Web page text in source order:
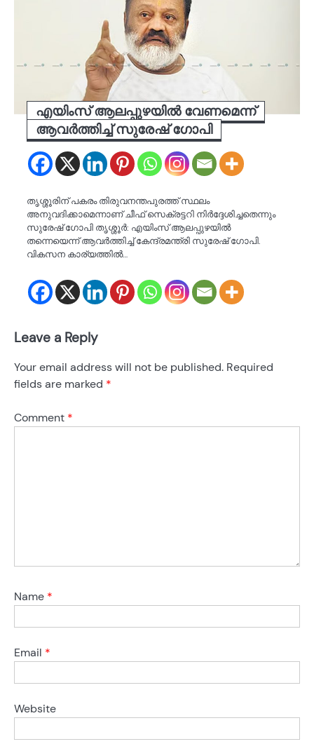
എയിംസ് ആലപ്പുഴയിൽ വേണമെന്ന്
ആവർത്തിച്ച് സുരേഷ് ഗോപി
തൃശ്ശൂരിന് പകരം തിരുവനന്തപുരത്ത് സ്ഥലം
അനുവദിക്കാമെന്നാണ് ചീഫ് സെക്രട്ടറി നിര്‍ദ്ദേശിച്ചതെന്നും
സുരേഷ് ഗോപി തൃശ്ശൂര്‍: എയിംസ് ആലപ്പുഴയില്‍
തന്നെയെന്ന് ആവര്‍ത്തിച്ച് കേന്ദ്രമന്ത്രി സുരേഷ് ഗോപി.
വികസന കാര്യത്തില്‍…
Leave a Reply
Your email address will not be published. Required
fields are marked *
Comment *
Name *
Email *
Website